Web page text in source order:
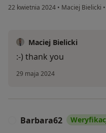
22 kwietnia 2024 • Maciej Bielicki •
Maciej Bielicki
:-) thank you
29 maja 2024
Barbara62